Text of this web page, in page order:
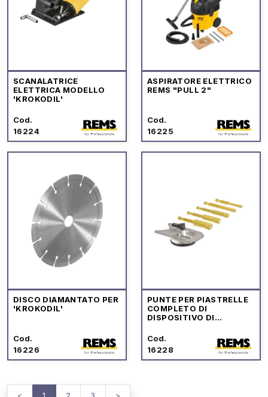
SCANALATRICE
ELETTRICA MODELLO
'KROKODIL'
Cod.
16224
ASPIRATORE ELETTRICO
REMS "PULL 2"
Cod.
16225
DISCO DIAMANTATO PER
'KROKODIL'
Cod.
16226
PUNTE PER PIASTRELLE
COMPLETO DI
DISPOSITIVO DI
Cod.
16228
< 1 2 3 >